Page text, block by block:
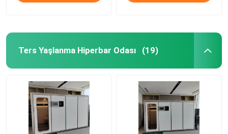
Ters Yaşlanma Hiperbar Odası (19)